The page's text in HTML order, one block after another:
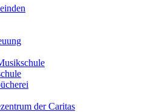
der Caritas